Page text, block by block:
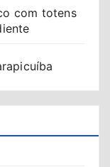
com totens